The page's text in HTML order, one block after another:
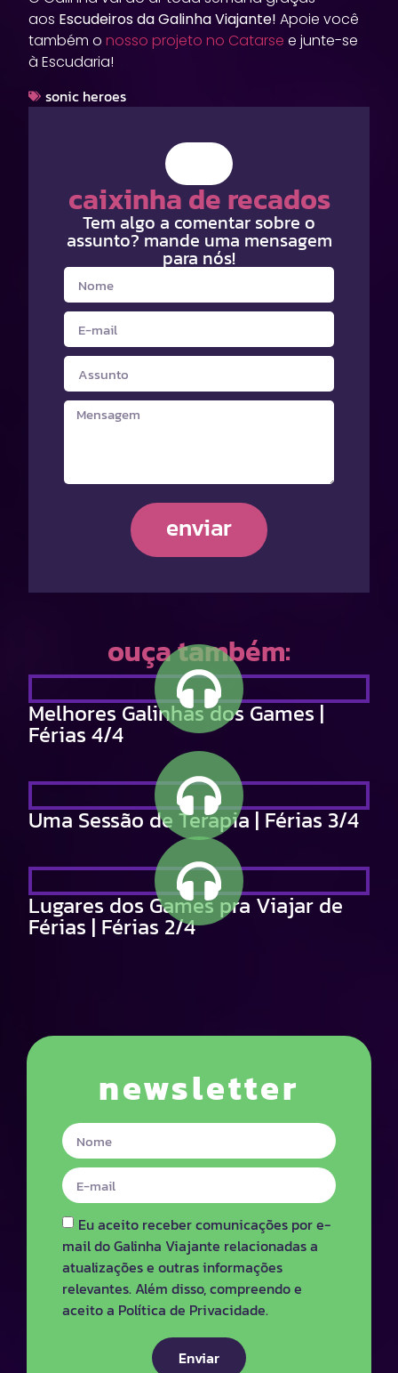
aos Escudeiros da Galinha Viajante!Apoie você
também onosso projeto no Catarse e junte-se
à Escudaria!
sonic heroes
caixinha de recados
Tem algo a comentar sobre o
assunto? mande uma mensagem
para nós!
enviar
ouça também:
Melhores Galinhas dos Games |
Férias 4/4
Uma Sessão de Terapia | Férias 3/4
Lugares dos Games pra Viajar de
Férias | Férias 2/4
newsletter
Eu aceito receber comunicações por e-
mail do Galinha Viajante relacionadas a
atualizações e outras informações
relevantes. Além disso, compreendo e
aceito a Política de Privacidade.
Enviar